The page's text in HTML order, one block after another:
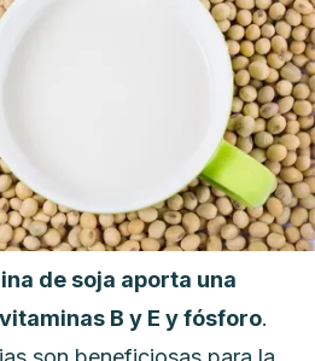
de soja aporta una
B y E y fósforo.